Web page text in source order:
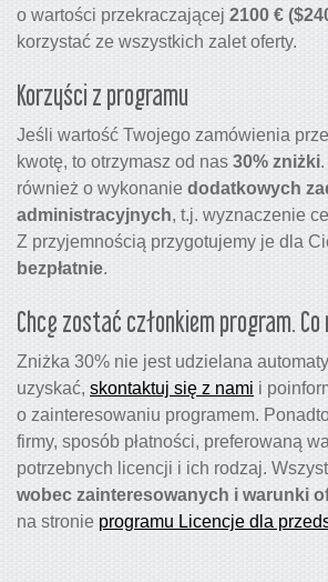
o wartości przekraczającej 2100 € (
korzystać ze wszystkich zalet oferty.
Korzyści z programu
Jeśli wartość Twojego zamówienia
kwotę, to otrzymasz od nas 30% zniżki
również o wykonanie dodatkowych
administracyjnych, t.j. wyznaczenie
Z przyjemnością przygotujemy je dla
bezpłatnie.
Chcę zostać członkiem program.
Zniżka 30% nie jest udzielana
uzyskać, skontaktuj się z nami i
o zainteresowaniu programem.
firmy, sposób płatności, preferowaną
potrzebnych licencji i ich rodzaj.
wobec zainteresowanych i warunki
na stronie programu Licencje dla